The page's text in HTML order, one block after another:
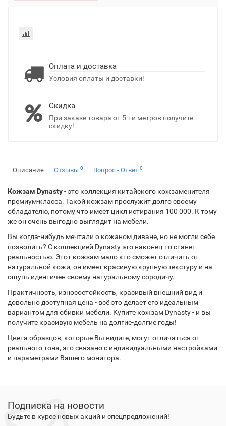
Оплата и доставка
Условия оплаты и доставки!
Скидка
При заказе товара от 5-ти метров получите
скидку!
Описание Отзывы 0 Вопрос - Ответ 0
Кожзам Dynasty- это коллекция китайского кожзаменителя
премиум-класса. Такой кожзам прослужит долго своему
обладателю, потому что имеет цикл истирания 100 000. К тому
же он очень выгодно выглядит на мебели.
Вы когда-нибудь мечтали о кожаном диване, но не могли себе
позволить? С коллекцией Dynasty это наконец-то станет
реальностью. Этот кожзам мало кто сможет отличить от
натуральной кожи, он имеет красивую крупную текстуру и на
ощупь идентичен своему натуральному сородичу.
Практичность, износостойкость, красивый внешний вид и
довольно доступная цена - всё это делает его идеальным
вариантом для обивки мебели. Купите кожзам Dynasty - и вы
получите красивую мебель на долгие-долгие годы!
Цвета образцов, которые Вы видите, могут отличаться от
реального тона, это связано с индивидуальными настройками
и параметрами Вашего монитора.
Подписка на новости
Будьте в курсе новых акций и спецпредложений!